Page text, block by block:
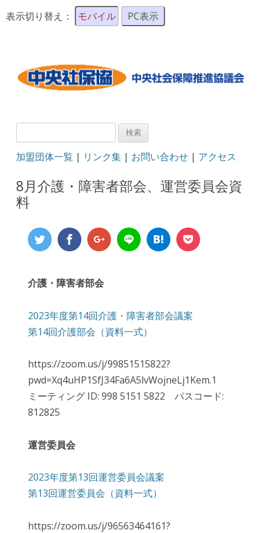
表示切り替え： モバイル PC表示
検
加盟団体一覧 | リンク集 | お問い合わせ | アクセス
8月介護・障害者部会、運営委員会資
料
介護・障害者部会
2023年度第14回介護・障害者部会議案
第14回介護部会（資料一式）
https://zoom.us/j/99851515822?
pwd=Xq4uHP1SfJ34Fa6A5lvWojneLj1Kem.1
ミーティング ID: 998 5151 5822 パスコード:
812825
運営委員会
2023年度第13回運営委員会議案
第13回運営委員会（資料一式）
https://zoom.us/j/96563464161?